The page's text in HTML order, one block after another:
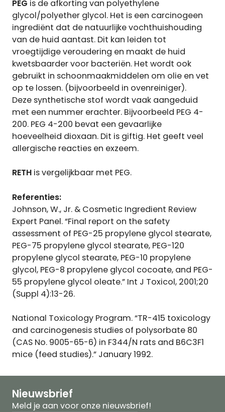
PEG is de afkorting van polyethylene
glycol/polyether glycol. Het is een carcinogeen
ingrediënt dat de natuurlijke vochthuishouding
van de huid aantast. Dit kan leiden tot
vroegtijdige veroudering en maakt de huid
kwetsbaarder voor bacteriën. Het wordt ook
gebruikt in schoonmaakmiddelen om olie en vet
op te lossen. (bijvoorbeeld in ovenreiniger).
Deze synthetische stof wordt vaak aangeduid
met een nummer erachter. Bijvoorbeeld PEG 4-
200. PEG 4-200 bevat een gevaarlijke
hoeveelheid dioxaan. Dit is giftig. Het geeft veel
allergische reacties en exzeem.
RETH is vergelijkbaar met PEG.
Referenties:
Johnson, W., Jr. & Cosmetic Ingredient Review
Expert Panel. “Final report on the safety
assessment of PEG-25 propylene glycol stearate,
PEG-75 propylene glycol stearate, PEG-120
propylene glycol stearate, PEG-10 propylene
glycol, PEG-8 propylene glycol cocoate, and PEG-
55 propylene glycol oleate.” Int J Toxicol, 2001;20
(Suppl 4):13-26.
National Toxicology Program. “TR-415 toxicology
and carcinogenesis studies of polysorbate 80
(CAS No. 9005-65-6) in F344/N rats and B6C3F1
mice (feed studies).” January 1992.
Nieuwsbrief
Meld je aan voor onze nieuwsbrief!